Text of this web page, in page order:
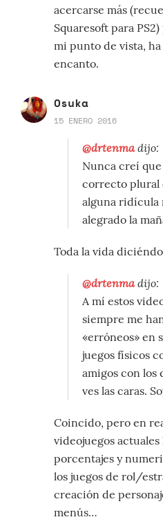
acercarse más
Squaresoft para
mi punto de vista,
encanto.
Osuka
15 ENERO 2016
@drtenmadijo:
Nunca creí
correcto plural
alguna ridícula
alegrado la
Toda la vida
@drtenmadijo:
A mí estos
siempre me
«erróneos» en
juegos físicos
amigos con los
ves las caras.
Coincido, pero en
videojuegos
porcentajes y
los juegos de rol/
creación de
menús…